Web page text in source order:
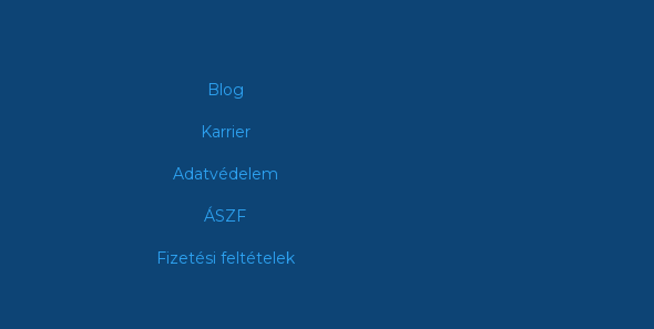
Blog
Karrier
Adatvédelem
ÁSZF
Fizetési feltételek